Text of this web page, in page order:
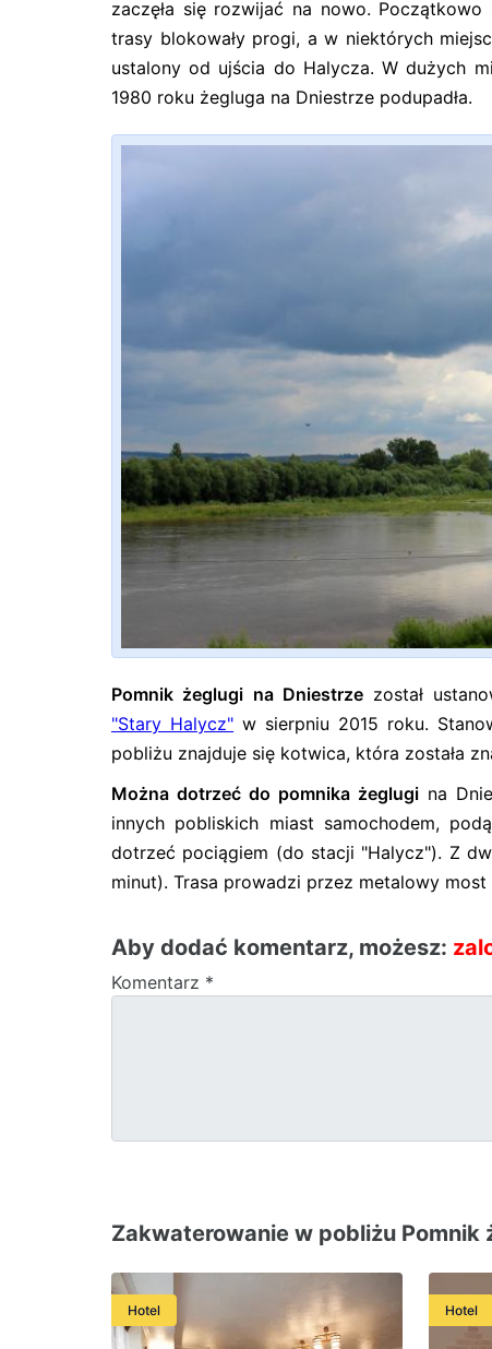
zaczęła się rozwijać na nowo.
trasy blokowały progi, a w niektórych
ustalony od ujścia do Halycza. W dużych
1980 roku żegluga na Dniestrze podupadła.
Pomnik żeglugi na Dniestrzezostał
"Stary Halycz" w sierpniu 2015 roku.
pobliżu znajduje się kotwica, która została
Można dotrzeć do pomnika żeglugina
innych pobliskich miast samochodem,
dotrzeć pociągiem (do stacji "Halycz"). Z
minut). Trasa prowadzi przez metalowy
Aby dodać komentarz, możesz:
Komentarz *
Zakwaterowanie w pobliżu Pomnik
Hotel Hotel